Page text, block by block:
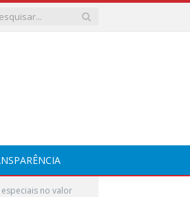
especiais no valor